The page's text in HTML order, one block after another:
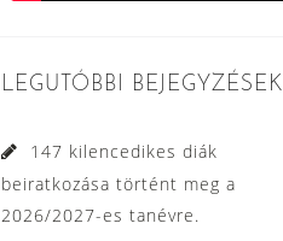
LEGUTÓBBI BEJEGYZÉSEK
147 kilencedikes diák
beiratkozása történt meg a
2026/2027-es tanévre.